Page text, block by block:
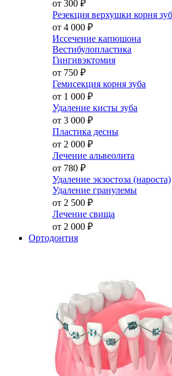
от 300 ₽
Резекция верхушки корня
от 4 000 ₽
Иссечение капюшона
Вестибулопластика
Гингивэктомия
от 750 ₽
Гемисекция корня зуба
от 1 000 ₽
Удаление кисты зуба
от 3 000 ₽
Пластика десны
от 2 000 ₽
Лечение альвеолита
от 780 ₽
Удаление экзостоза (нароста)
Удаление гранулемы
от 2 500 ₽
Лечение свища
от 2 000 ₽
Ортодонтия